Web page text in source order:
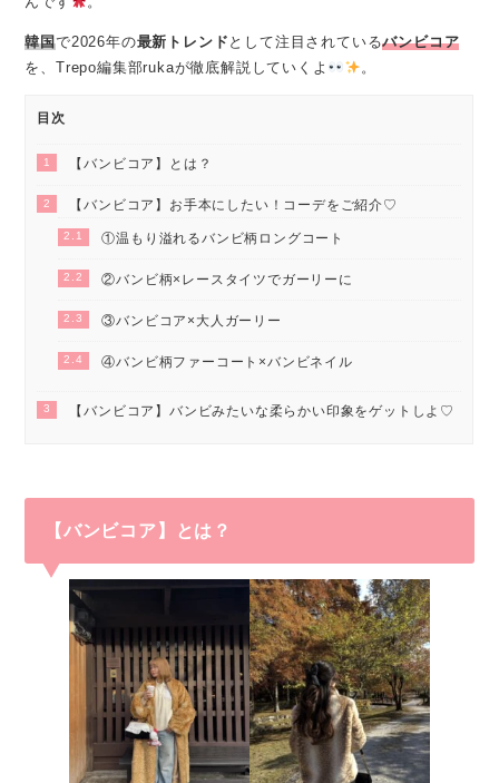
韓国で2026年の最新トレンド として注目されているバンビコア
を、Trepo編集部rukaが徹底解説していくよ
。
目次
1 【バンビコア】とは？
2 【バンビコア】お手本にしたい！コーデをご紹介♡
2.1 ①温もり溢れるバンビ柄ロングコート
2.2 ②バンビ柄×レースタイツでガーリーに
2.3 ③バンビコア×大人ガーリー
2.4 ④バンビ柄ファーコート×バンビネイル
3 【バンビコア】バンビみたいな柔らかい印象をゲットしよ♡
【バンビコア】とは？